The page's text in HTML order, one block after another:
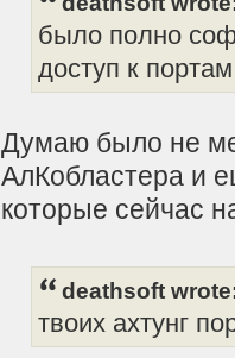
было полно
доступ к
Думаю было не
АлКобластера и
которые сейчас
deathsoft
твоих ахтунг